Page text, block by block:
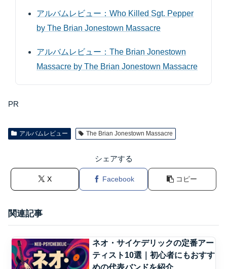
アルバムレビュー：Who Killed Sgt. Pepper
by The Brian Jonestown Massacre
アルバムレビュー：The Brian Jonestown
Massacre by The Brian Jonestown Massacre
PR
アルバムレビュー The Brian Jonestown Massacre
シェアする
X Facebook コピー
関連記事
ネオ・サイケデリックの定番アー
ティスト10選｜初心者にもおすす